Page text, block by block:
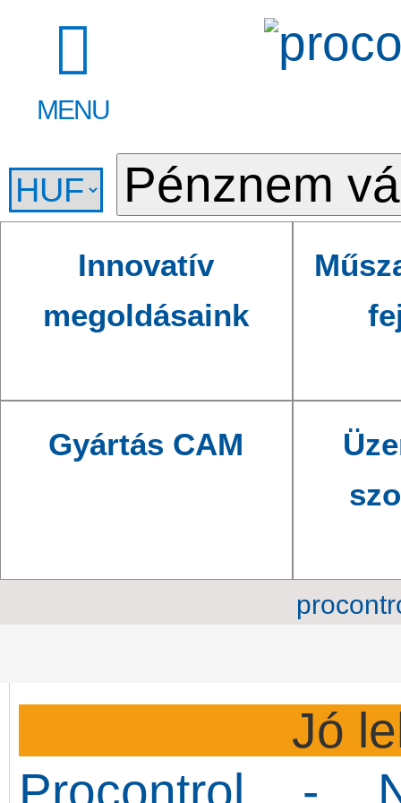
MENU
Innovatív
megoldásaink
Gyártás CAM
Jó
Procontrol -